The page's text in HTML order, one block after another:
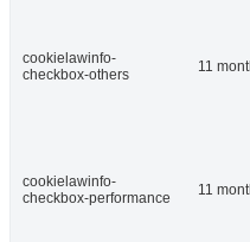
cookielawinfo-
checkbox-others
11
cookielawinfo-
checkbox-performance
11